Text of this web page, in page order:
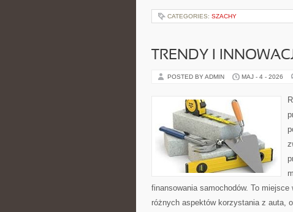
CATEGORIES: SZACHY
TRENDY I
POSTED BY ADMIN MAJ - 4 - 2026
finansowania samochodów. To
różnych aspektów korzystania z auta,